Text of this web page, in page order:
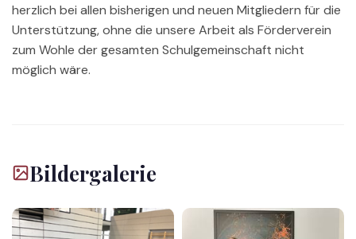
herzlich bei allen bisherigen und neuen Mitgliedern für die
Unterstützung, ohne die unsere Arbeit als Förderverein
zum Wohle der gesamten Schulgemeinschaft nicht
möglich wäre.
Bildergalerie